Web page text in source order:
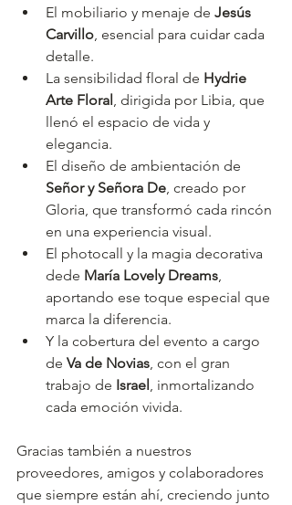
El mobiliario y menaje de Jesús
Carvillo, esencial para cuidar cada
detalle.
La sensibilidad floral de Hydrie
Arte Floral , dirigida por Libia, que
llenó el espacio de vida y
elegancia.
El diseño de ambientación de
Señor y Señora De, creado por
Gloria, que transformó cada rincón
en una experiencia visual.
El photocall y la magia decorativa
dede María Lovely Dreams,
aportando ese toque especial que
marca la diferencia.
Y la cobertura del evento a cargo
de Va de Novias, con el gran
trabajo de Israel , inmortalizando
cada emoción vivida.
Gracias también a nuestros
proveedores, amigos y colaboradores
que siempre están ahí, creciendo junto